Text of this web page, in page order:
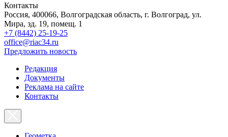
Контакты
Россия, 400066, Волгоградская область, г. Волгоград, ул.
Мира, зд. 19, помещ. 1
+7 (8442) 25-19-25
office@riac34.ru
Предложить новость
Редакция
Документы
Реклама на сайте
Контакты